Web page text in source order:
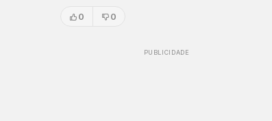
0 0
PUBLICIDADE